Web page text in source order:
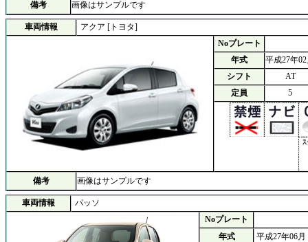
備考 画像はサンプルです
車両情報
アクア [トヨタ]
Noプレート
年式
平成27年
シフト
AT
定員
5
備考 画像はサンプルです
車両情報
パッソ
Noプレート
年式
平成27年06月